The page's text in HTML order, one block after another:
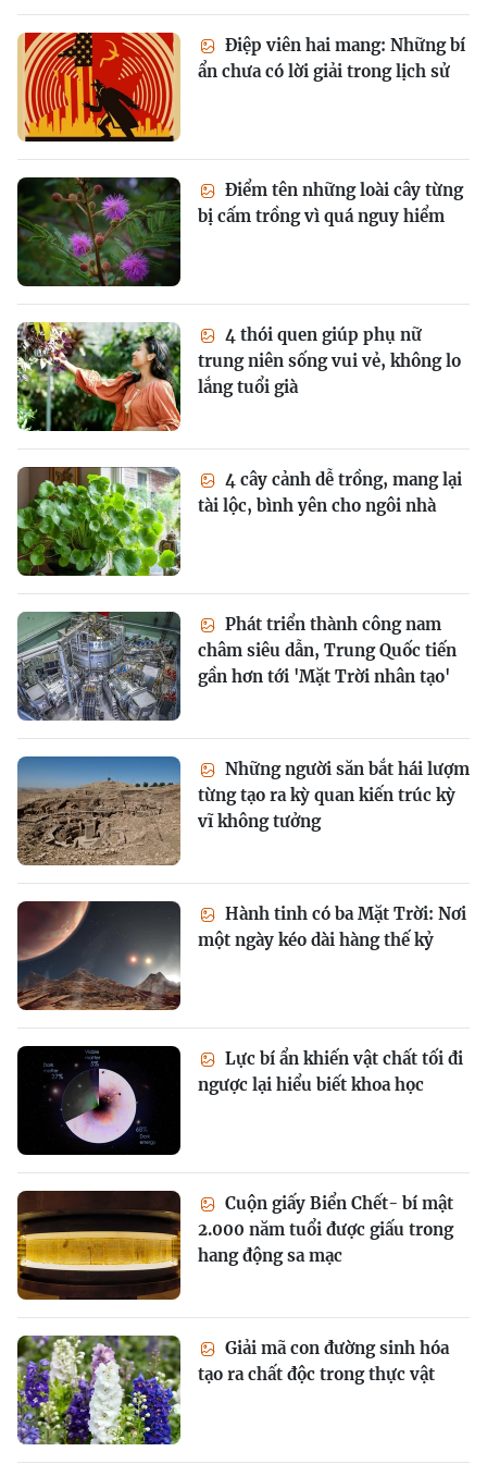
Điệp viên hai mang: Những bí
ẩn chưa có lời giải trong lịch sử
Điểm tên những loài cây từng
bị cấm trồng vì quá nguy hiểm
4 thói quen giúp phụ nữ
trung niên sống vui vẻ, không lo
lắng tuổi già
4 cây cảnh dễ trồng, mang lại
tài lộc, bình yên cho ngôi nhà
Phát triển thành công nam
châm siêu dẫn, Trung Quốc tiến
gần hơn tới 'Mặt Trời nhân tạo'
Những người săn bắt hái lượm
từng tạo ra kỳ quan kiến trúc kỳ
vĩ không tưởng
Hành tinh có ba Mặt Trời: Nơi
một ngày kéo dài hàng thế kỷ
Lực bí ẩn khiến vật chất tối đi
ngược lại hiểu biết khoa học
Cuộn giấy Biển Chết- bí mật
2.000 năm tuổi được giấu trong
hang động sa mạc
Giải mã con đường sinh hóa
tạo ra chất độc trong thực vật